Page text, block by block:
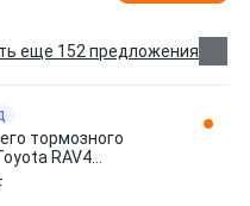
еще 152 предложения
тормозного
RAV4
ACU20F